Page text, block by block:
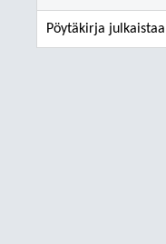
Pöytäkirja